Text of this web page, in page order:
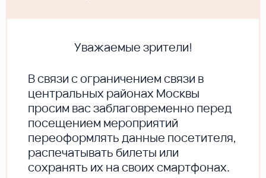
Уважаемые зрители!
В cвязи с ограничением связи в
центральных районах Москвы
просим вас заблаговременно перед
посещением мероприятий
переоформлять данные посетителя,
распечатывать билеты или
сохранять их на своих смартфонах.